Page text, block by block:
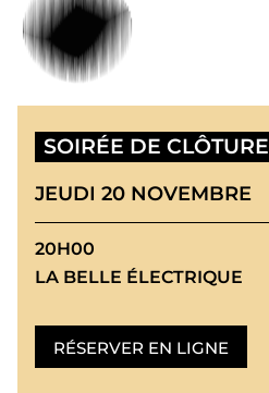
SOIRÉE DE CLÔTURE
JEUDI 20 NOVEMBRE
20H00
LA BELLE ÉLECTRIQUE
RÉSERVER EN LIGNE